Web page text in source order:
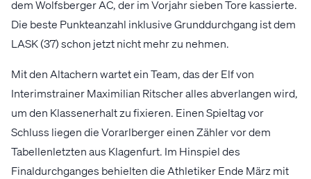
dem Wolfsberger AC, der im Vorjahr sieben Tore kassierte.
Die beste Punkteanzahl inklusive Grunddurchgang ist dem
LASK (37) schon jetzt nicht mehr zu nehmen.
Mit den Altachern wartet ein Team, das der Elf von
Interimstrainer Maximilian Ritscher alles abverlangen wird,
um den Klassenerhalt zu fixieren. Einen Spieltag vor
Schluss liegen die Vorarlberger einen Zähler vor dem
Tabellenletzten aus Klagenfurt. Im Hinspiel des
Finaldurchganges behielten die Athletiker Ende März mit